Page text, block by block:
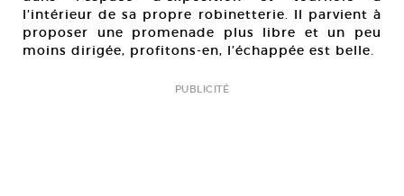
l’intérieur de sa propre robinetterie. Il parvient à
proposer une promenade plus libre et un peu
moins dirigée, profitons-en, l’échappée est belle.
PUBLICITÉ